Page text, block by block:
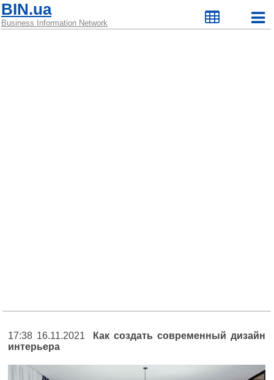
BIN.ua
Business Information Network
17:38 16.11.2021
Как создать современный дизайн
интерьера